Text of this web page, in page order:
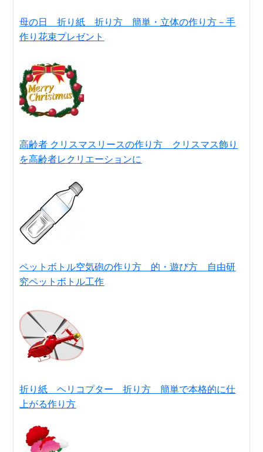
母の日 折り紙 折り方 簡単・立体の作り方－手
作り花束プレゼント
高齢者 クリスマスリースの作り方 クリスマス飾り
を高齢者レクリエーションに
ペットボトル空気砲の作り方 的・遊び方 自由研
究ペットボトル工作
折り紙 ヘリコプター 折り方 簡単で本格的に仕
上がる作り方